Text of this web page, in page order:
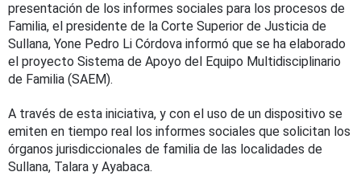
presentación de los informes sociales para los procesos de
Familia, el presidente de la Corte Superior de Justicia de
Sullana, Yone Pedro Li Córdova informó que se ha elaborado
el proyecto Sistema de Apoyo del Equipo Multidisciplinario
de Familia (SAEM).
A través de esta iniciativa, y con el uso de un dispositivo se
emiten en tiempo real los informes sociales que solicitan los
órganos jurisdiccionales de familia de las localidades de
Sullana, Talara y Ayabaca.